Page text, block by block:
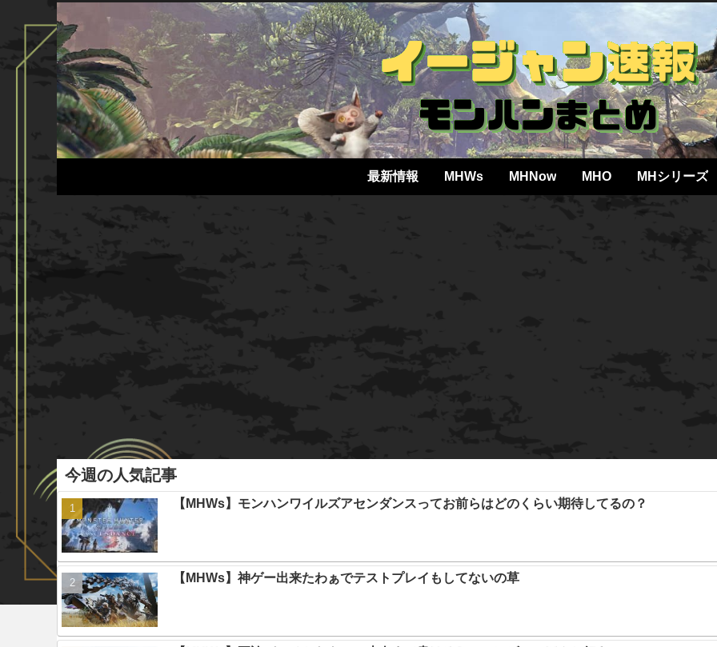
最新情報 MHWs MHNow MHO MHシリーズ
今週の人気記事
【MHWs】モンハンワイルズアセンダンスってお前らはどのくらい期待してるの？
【MHWs】神ゲー出来たわぁでテストプレイもしてないの草